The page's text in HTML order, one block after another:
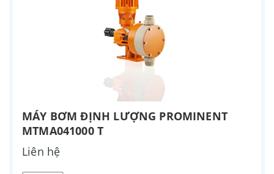
MÁY BƠM ĐỊNH LƯỢNG PROMINENT
MTMA041000 T
Liên hệ